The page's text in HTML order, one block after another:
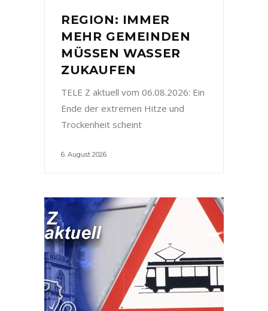
REGION: IMMER
MEHR GEMEINDEN
MÜSSEN WASSER
ZUKAUFEN
TELE Z aktuell vom 06.08.2026: Ein
Ende der extremen Hitze und
Trockenheit scheint
6. August 2026